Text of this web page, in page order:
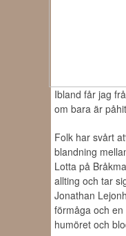
Ibland får jag
om bara är
Folk har svårt
blandning
Lotta på
allting och tar
Jonathan
förmåga och
humöret och